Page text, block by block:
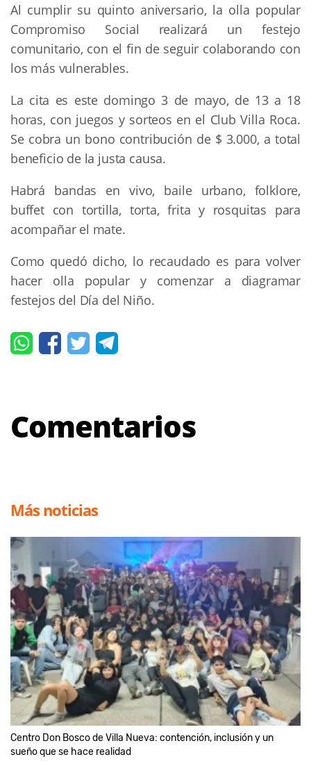
Al cumplir su quinto aniversario, la olla popular
Compromiso Social realizará un festejo
comunitario, con el fin de seguir colaborando con
los más vulnerables.
La cita es este domingo 3 de mayo, de 13 a 18
horas, con juegos y sorteos en el Club Villa Roca.
Se cobra un bono contribución de $ 3.000, a total
beneficio de la justa causa.
Habrá bandas en vivo, baile urbano, folklore,
buffet con tortilla, torta, frita y rosquitas para
acompañar el mate.
Como quedó dicho, lo recaudado es para volver
hacer olla popular y comenzar a diagramar
festejos del Día del Niño.
Comentarios
Más noticias
Centro Don Bosco de Villa Nueva: contención, inclusión y un
sueño que se hace realidad